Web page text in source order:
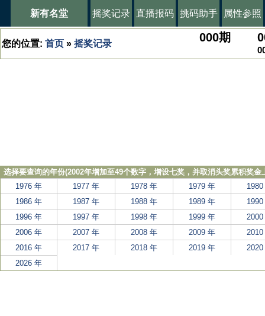
新有名堂 摇奖记录 直播报码 挑码助手 属性参照
您的位置: 首页 » 摇奖记录 000期
选择要查询的年份(2002年增加至49个数字，增设七奖，并取消头奖累积奖
1976 年
1977 年 1978 年 1979 年
1986 年
1987 年 1988 年 1989 年
1996 年
1997 年 1998 年 1999 年
2000
2006 年
2007 年 2008 年 2009 年
2010
2016 年
2017 年 2018 年 2019 年
2020
2026 年